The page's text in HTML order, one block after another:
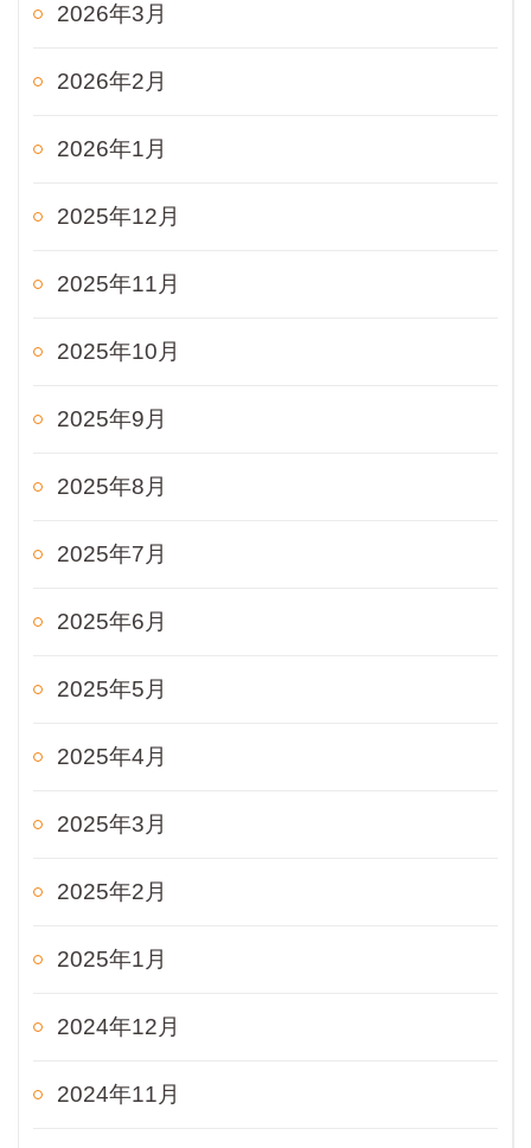
2026年3月
2026年2月
2026年1月
2025年12月
2025年11月
2025年10月
2025年9月
2025年8月
2025年7月
2025年6月
2025年5月
2025年4月
2025年3月
2025年2月
2025年1月
2024年12月
2024年11月